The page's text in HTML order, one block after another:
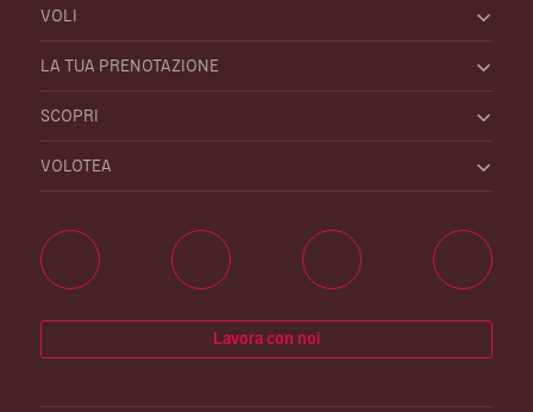
VOLI
LA TUA PRENOTAZIONE
SCOPRI
VOLOTEA
Lavora con noi